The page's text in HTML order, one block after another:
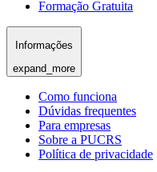
Formação Gratuita
Informações
expand_more
Como funciona
Dúvidas frequentes
Para empresas
Sobre a PUCRS
Política de privacidade